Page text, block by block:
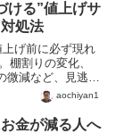
ける”値上げサ
処法
げ前に必ず現れ
棚割りの変化、
減など、見逃し
りやすく解説。家
きたい「値上げ
た。
aochiyan1
金が減る人へ